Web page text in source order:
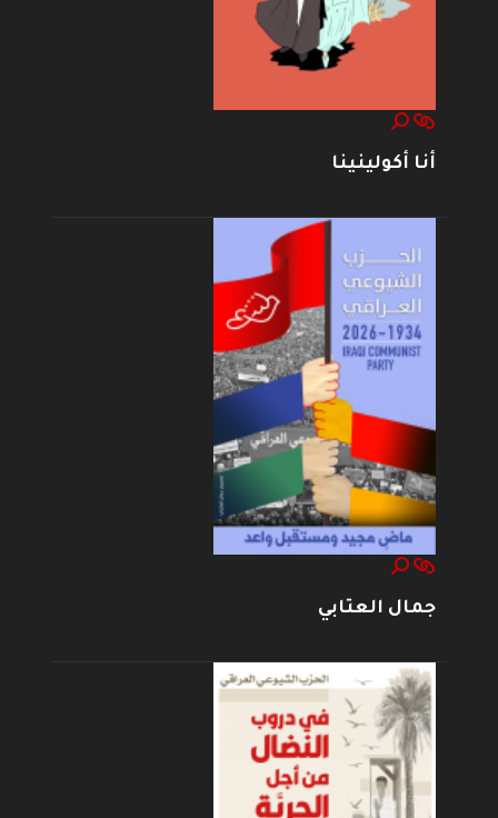
أنا أكولينينا
جمال العتابي